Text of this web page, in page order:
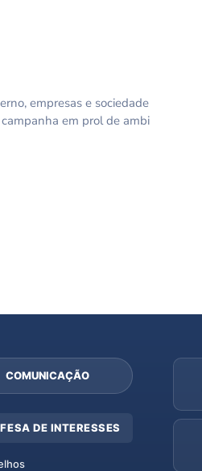
empresas e sociedade
em prol de ambi
COMUNICAÇÃO
DE INTERESSES